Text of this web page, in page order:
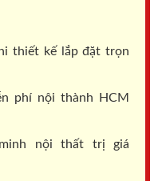
thiết kế lắp đặt trọn
phí nội thành HCM
nội thất trị giá